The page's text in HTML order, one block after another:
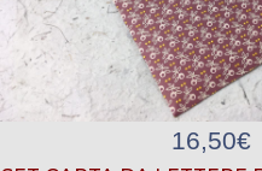
16,50€